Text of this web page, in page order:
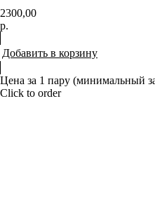
2300,00
р.
Добавить в корзину
Цена за 1 пару (минимальный
Click to order